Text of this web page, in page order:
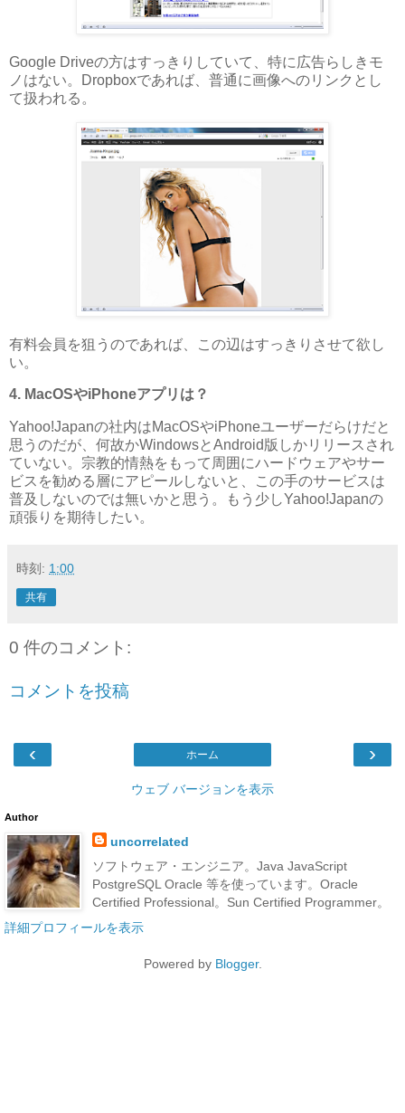
Google Driveの方はすっきりしていて、特に広告らしきモ
ノはない。Dropboxであれば、普通に画像へのリンクとし
て扱われる。
有料会員を狙うのであれば、この辺はすっきりさせて欲し
い。
4. MacOSやiPhoneアプリは？
Yahoo!Japanの社内はMacOSやiPhoneユーザーだらけだと
思うのだが、何故かWindowsとAndroid版しかリリースされ
ていない。宗教的情熱をもって周囲にハードウェアやサー
ビスを勧める層にアピールしないと、この手のサービスは
普及しないのでは無いかと思う。もう少しYahoo!Japanの
頑張りを期待したい。
時刻: 1:00
共有
0 件のコメント:
コメントを投稿
‹ ›
ホーム
ウェブ バージョンを表示
Author
uncorrelated
ソフトウェア・エンジニア。Java JavaScript
PostgreSQL Oracle 等を使っています。Oracle
Certified Professional。Sun Certified Programmer。
詳細プロフィールを表示
Powered by Blogger.